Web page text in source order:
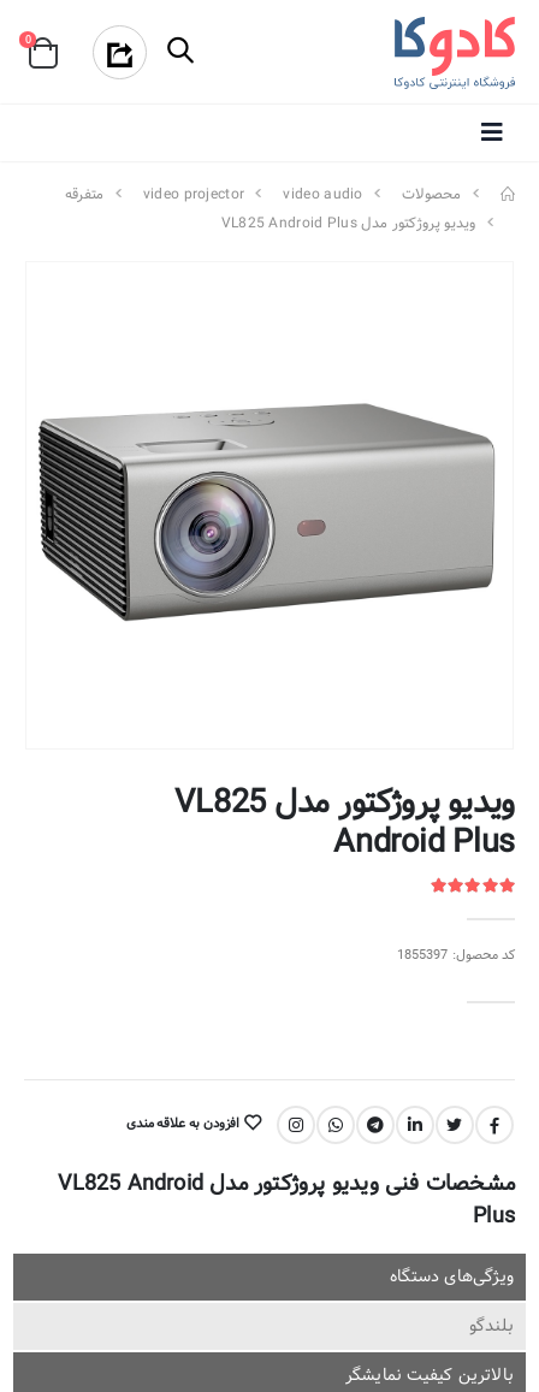
0
محصولات video audio
video projector
متفرقه
ویدیو پروژکتور مدل VL825 Android Plus
ویدیو پروژکتور مدل VL825
Android Plus
کد محصول: 1855397
اشتراک گذاری: افزودن به علاقه مندی
مشخصات فنی ویدیو پروژکتور مدل VL825 Android
Plus
ویژگی‌های دستگاه
بلندگو
بالاترین کیفیت نمایشگر